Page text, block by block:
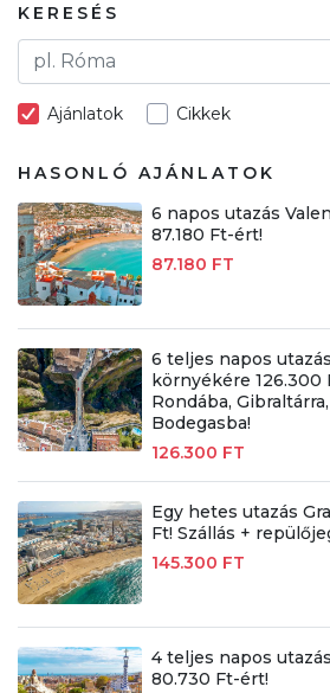
KERESÉS
Ajánlatok Cikkek
HASONLÓ AJÁNLATOK
6 napos utazás
87.180 Ft-ért!
87.180 FT
6 teljes napos
környékére 126.300
Rondába,
Bodegasba!
126.300 FT
Egy hetes utazás
Ft! Szállás +
145.300 FT
4 teljes napos
80.730 Ft-ért!